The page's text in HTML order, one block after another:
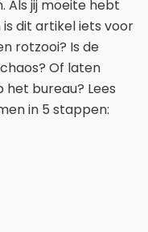
Als jij moeite hebt
dit artikel iets voor
rotzooi? Is de
Of laten
het bureau? Lees
in 5 stappen: